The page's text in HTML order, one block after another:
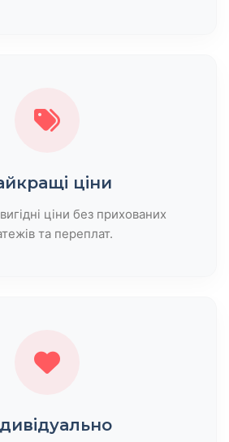
ціни
ціни без прихованих
та переплат.